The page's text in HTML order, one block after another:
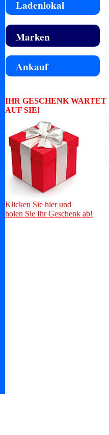
Ladenlokal
Marken
Ankauf
IHR GESCHENK WARTET
AUF SIE!
Klicken Sie hier und
holen Sie Ihr Geschenk ab!